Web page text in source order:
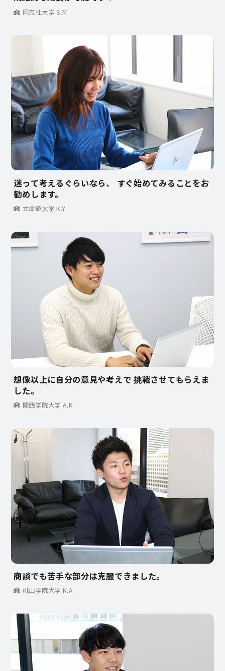
同志社大学 S.M
迷って考えるぐらいなら、 すぐ始めてみることをお
勧めします。
立命館大学 K.Y
想像以上に自分の意見や考えで 挑戦させてもらえま
した。
関西学院大学 A.K
商談でも苦手な部分は克服できました。
桃山学院大学 K.A